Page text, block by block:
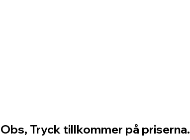
Obs, Tryck tillkommer på priserna.